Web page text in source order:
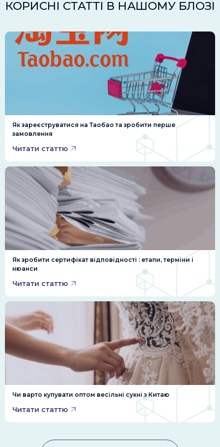
КОРИСНІ СТАТТІ В НАШОМУ БЛОЗІ
Як зареєструватися на Таобао та зробити перше
замовлення
Читати статтю
Як зробити сертифікат відповідності : етапи, терміни і
нюанси
Читати статтю
Чи варто купувати оптом весільні сукні з Китаю
Читати статтю